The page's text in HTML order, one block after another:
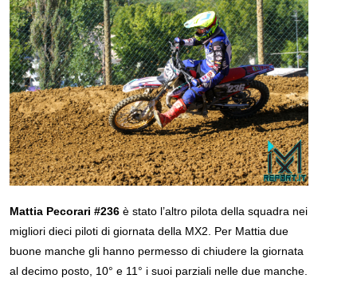
Mattia Pecorari #236 è stato l’altro pilota della squadra nei
migliori dieci piloti di giornata della MX2. Per Mattia due
buone manche gli hanno permesso di chiudere la giornata
al decimo posto, 10° e 11° i suoi parziali nelle due manche.